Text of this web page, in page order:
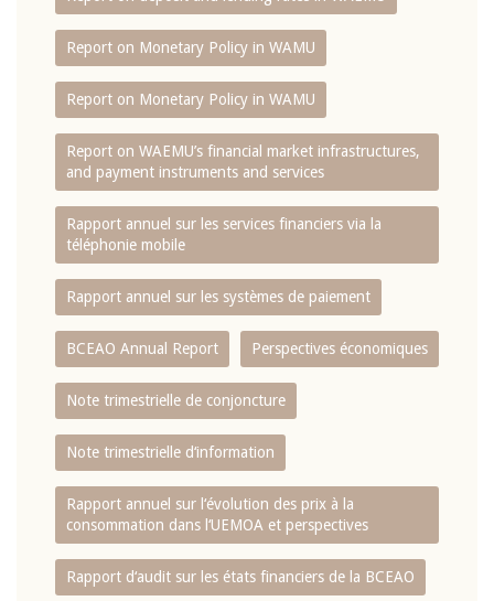
Report on Monetary Policy in WAMU
Report on Monetary Policy in WAMU
Report on WAEMU’s financial market infrastructures,
and payment instruments and services
Rapport annuel sur les services financiers via la
téléphonie mobile
Rapport annuel sur les systèmes de paiement
BCEAO Annual Report Perspectives économiques
Note trimestrielle de conjoncture
Note trimestrielle d‘information
Rapport annuel sur l‘évolution des prix à la
consommation dans l‘UEMOA et perspectives
Rapport d‘audit sur les états financiers de la BCEAO